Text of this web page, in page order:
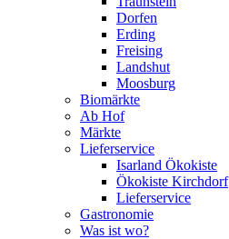
Dorfen
Erding
Freising
Landshut
Moosburg
Biomärkte
Ab Hof
Märkte
Lieferservice
Isarland Ökokiste
Ökokiste Kirchdorf
Lieferservice
Gastronomie
Was ist wo?